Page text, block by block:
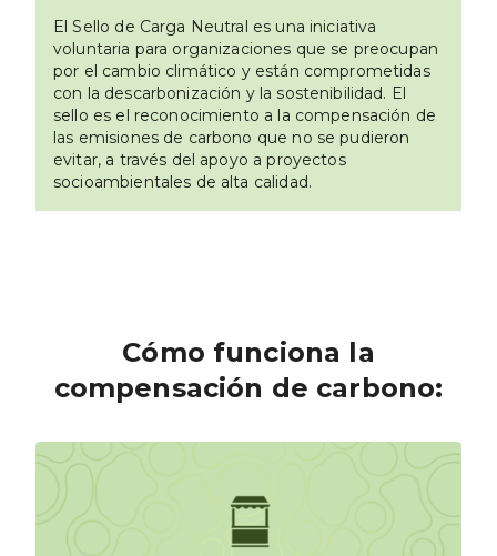
El Sello de Carga Neutral es una iniciativa
voluntaria para organizaciones que se preocupan
por el cambio climático y están comprometidas
con la descarbonización y la sostenibilidad. El
sello es el reconocimiento a la compensación de
las emisiones de carbono que no se pudieron
evitar, a través del apoyo a proyectos
socioambientales de alta calidad.
Cómo funciona la
compensación de carbono: